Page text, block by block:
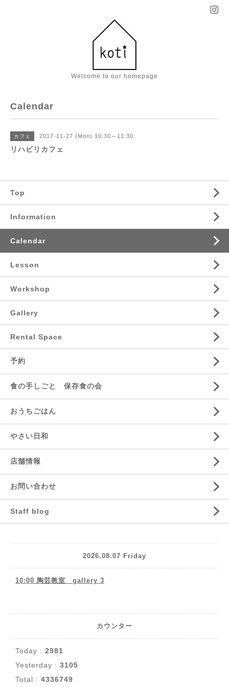
Welcome to our homepage
Calendar
カフェ 2017-11-27 (Mon) 10:30～11:30
リハビリカフェ
Top
Information
Calendar
Lesson
Workshop
Gallery
Rental Space
予約
食の手しごと 保存食の会
おうちごはん
やさい日和
店舗情報
お問い合わせ
Staff blog
2026.08.07 Friday
10:00 陶芸教室 gallery 3
カウンター
Today : 2981
Yesterday : 3105
Total : 4336749